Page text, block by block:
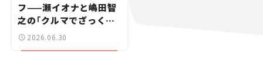
フ——瀬イオナと嶋田智
之の「クルマでざっくば
らんばらん！」＃19
2026.06.30